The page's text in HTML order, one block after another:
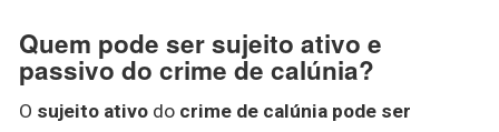
Quem pode ser sujeito ativo e
passivo do crime de calúnia?
O sujeito ativo do crime de calúnia pode ser